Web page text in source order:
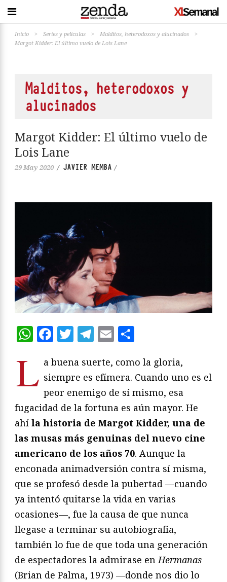
Inicio > Series y películas > Malditos, heterodoxos y alucinados
>
Margot Kidder: El último vuelo de Lois Lane
Malditos, heterodoxos y
alucinados
Margot Kidder: El último vuelo de
Lois Lane
29 May 2020 / JAVIER MEMBA /
WhatsApp
Facebook
Twitter
Telegram
Email
L a buena suerte, como la gloria,
siempre es efímera. Cuando uno es el
peor enemigo de sí mismo, esa
fugacidad de la fortuna es aún mayor. He
ahí la historia de Margot Kidder, una de
las musas más genuinas del nuevo cine
americano de los años 70. Aunque la
enconada animadversión contra sí misma,
que se profesó desde la pubertad —cuando
ya intentó quitarse la vida en varias
ocasiones—, fue la causa de que nunca
llegase a terminar su autobiografía,
también lo fue de que toda una generación
de espectadores la admirase enHermanas
(Brian de Palma, 1973) —donde nos dio lo